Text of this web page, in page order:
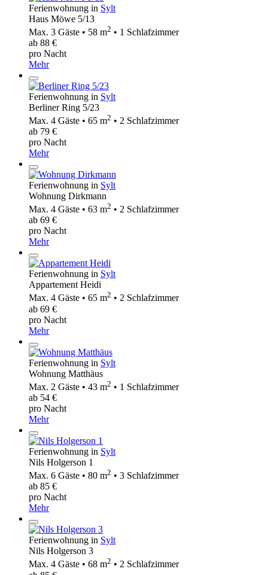
Ferienwohnung in Sylt
Haus Möwe 5/13
Max. 3 Gäste • 58 m2 • 1 Schlafzimmer
ab 88 €
pro Nacht
Mehr
Ferienwohnung in Sylt
Berliner Ring 5/23
Max. 4 Gäste • 65 m2 • 2 Schlafzimmer
ab 79 €
pro Nacht
Mehr
Ferienwohnung in Sylt
Wohnung Dirkmann
Max. 4 Gäste • 63 m2 • 2 Schlafzimmer
ab 69 €
pro Nacht
Mehr
Ferienwohnung in Sylt
Appartement Heidi
Max. 4 Gäste • 65 m2 • 2 Schlafzimmer
ab 69 €
pro Nacht
Mehr
Ferienwohnung in Sylt
Wohnung Matthäus
Max. 2 Gäste • 43 m2 • 1 Schlafzimmer
ab 54 €
pro Nacht
Mehr
Ferienwohnung in Sylt
Nils Holgerson 1
Max. 6 Gäste • 80 m2 • 3 Schlafzimmer
ab 85 €
pro Nacht
Mehr
Ferienwohnung in Sylt
Nils Holgerson 3
Max. 4 Gäste • 68 m2 • 2 Schlafzimmer